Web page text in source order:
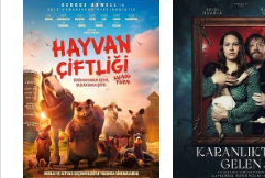
Şeytandan Satılık
Moana